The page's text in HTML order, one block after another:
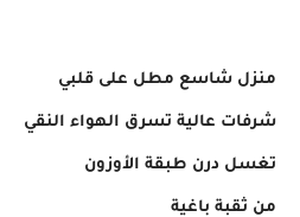
منزل شاسع مطل على قلبي
شرفات عالية تسرق الهواء النقي
تغسل درن طبقة الأوزون
من ثقبة باغية